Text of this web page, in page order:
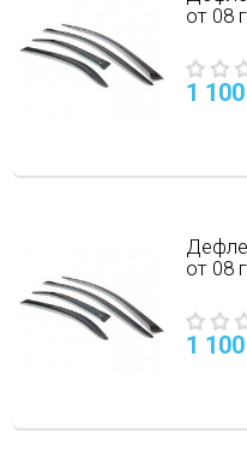
от 08
1 100
от 08
1 100